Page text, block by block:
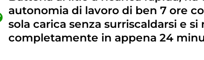
autonomia di lavoro di ben 7 ore
sola carica senza surriscaldarsi e si
completamente in appena 24